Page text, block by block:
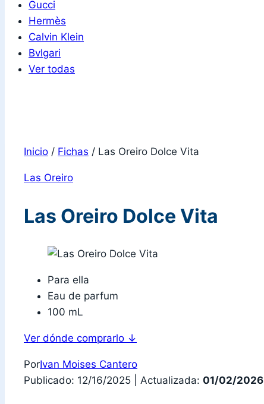
Gucci
Hermès
Calvin Klein
Bvlgari
Ver todas
Inicio / Fichas / Las Oreiro Dolce Vita
Las Oreiro
Las Oreiro Dolce Vita
Para ella
Eau de parfum
100 mL
Ver dónde comprarlo ↓
PorIvan Moises Cantero
Publicado: 12/16/2025
Actualizada: 01/02/2026